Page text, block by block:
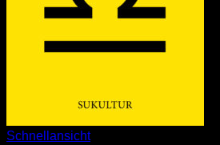
Schnellansicht